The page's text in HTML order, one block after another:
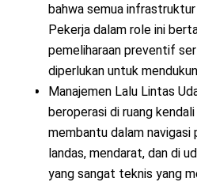
bahwa semua
Pekerja dalam role ini
pemeliharaan preventif
diperlukan untuk
Manajemen Lalu Lintas
beroperasi di ruang
membantu dalam
landas, mendarat, dan di
yang sangat teknis yang